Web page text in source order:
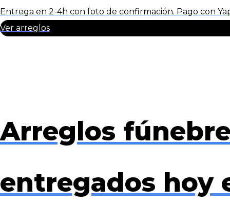
Entrega en 2-4h con foto de confirmación. Pago con
Ver arreglos
Arreglos
entregados hoy